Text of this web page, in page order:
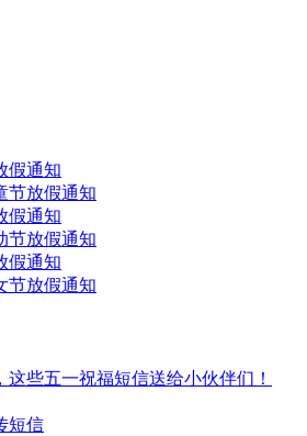
假通知
节放假通知
假通知
节放假通知
假通知
节放假通知
这些五一祝福短信送给小伙伴们！
短信